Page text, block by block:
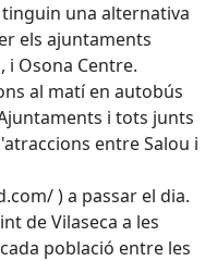
una alternativa
els ajuntaments
i Osona Centre.
al matí en autobús
i tots junts
entre Salou i
) a passar el dia.
de Vilaseca a les
població entre les